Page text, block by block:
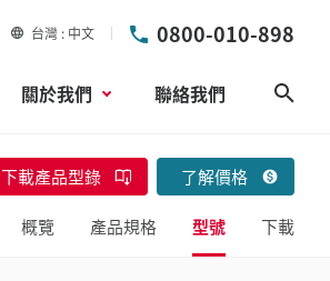
台灣 中文 0800-010-898
關於我們 聯絡我們
下載產品型錄 了解價格
概覽 產品規格 型號 下載